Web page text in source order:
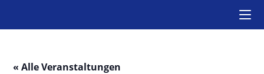
« Alle Veranstaltungen